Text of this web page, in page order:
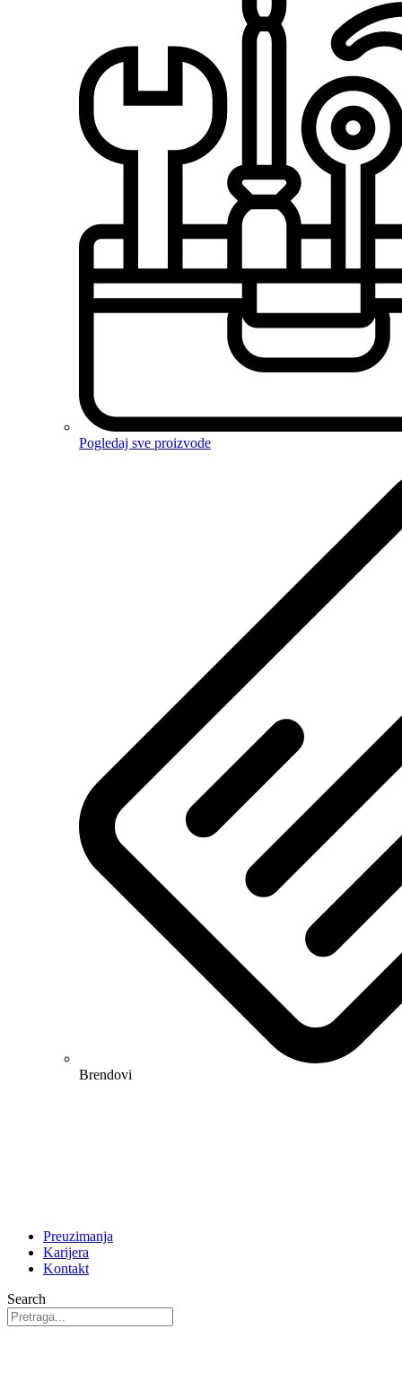
Pogledaj sve proizvode
Brendovi
Preuzimanja
Karijera
Kontakt
Search